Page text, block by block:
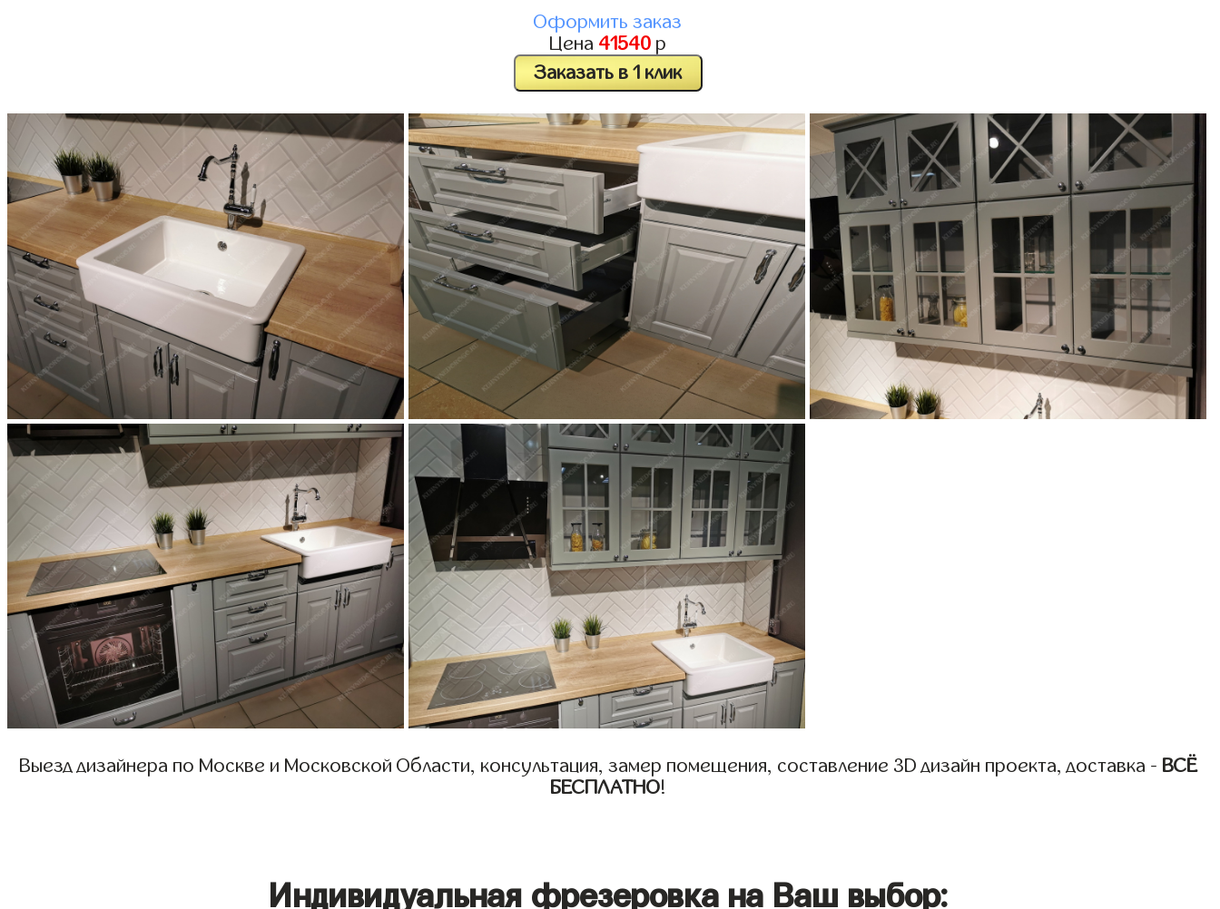
Оформить заказ
Цена 41540 р
Заказать в 1 клик
Выезд дизайнера по Москве и Московской Области, консультация, замер помещения, составление 3D дизайн проекта, доставка - ВСЁ
БЕСПЛАТНО!
Индивидуальная фрезеровка на Ваш выбор: